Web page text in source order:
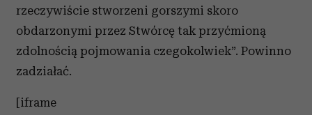
rzeczywiście stworzeni gorszymi skoro
obdarzonymi przez Stwórcę tak przyćmioną
zdolnością pojmowania czegokolwiek”. Powinno
zadziałać.
[iframe